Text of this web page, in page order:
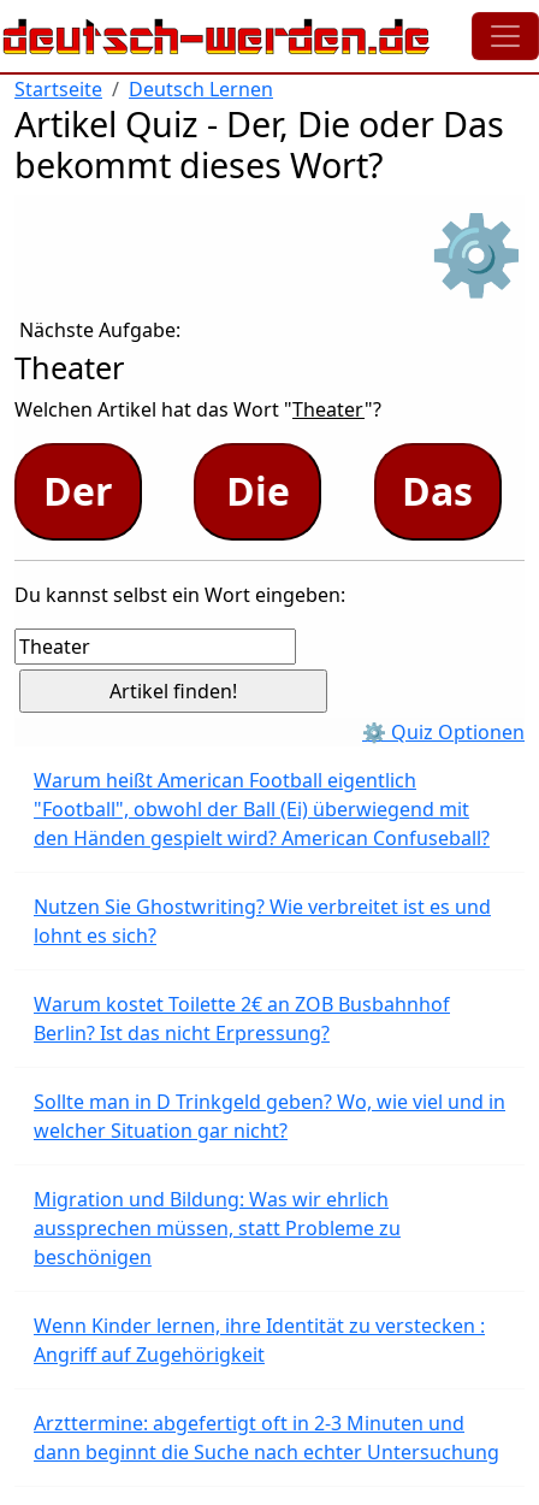
Direkt zum Inhalt
Startseite Deutsch Lernen
Artikel Quiz - Der, Die oder Das
bekommt dieses Wort?
⚙
Nächste Aufgabe:
Theater
Welchen Artikel hat das Wort "Theater"?
Der Die Das
Du kannst selbst ein Wort eingeben:
⚙ Quiz Optionen
Warum heißt American Football eigentlich
"Football", obwohl der Ball (Ei) überwiegend mit
den Händen gespielt wird? American Confuseball?
Nutzen Sie Ghostwriting? Wie verbreitet ist es und
lohnt es sich?
Warum kostet Toilette 2€ an ZOB Busbahnhof
Berlin? Ist das nicht Erpressung?
Sollte man in D Trinkgeld geben? Wo, wie viel und in
welcher Situation gar nicht?
Migration und Bildung: Was wir ehrlich
aussprechen müssen, statt Probleme zu
beschönigen
Wenn Kinder lernen, ihre Identität zu verstecken :
Angriff auf Zugehörigkeit
Arzttermine: abgefertigt oft in 2-3 Minuten und
dann beginnt die Suche nach echter Untersuchung